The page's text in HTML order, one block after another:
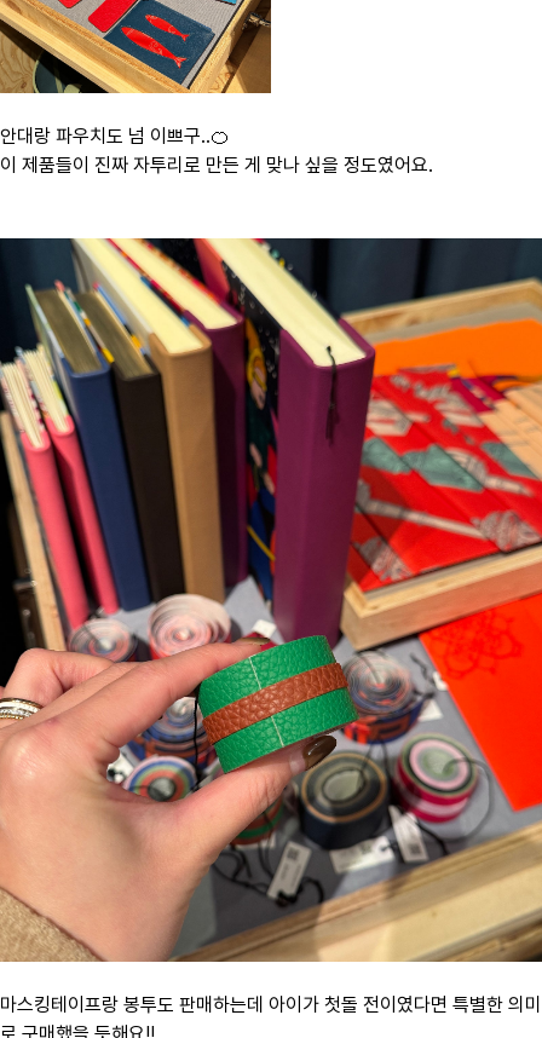
안대랑 파우치도 넘 이쁘구..🍊
이 제품들이 진짜 자투리로 만든 게 맞나 싶을 정도였어요.
마스킹테이프랑 봉투도 판매하는데 아이가 첫돌 전이였다면 특별한 의미
로 구매했을 듯해요!!